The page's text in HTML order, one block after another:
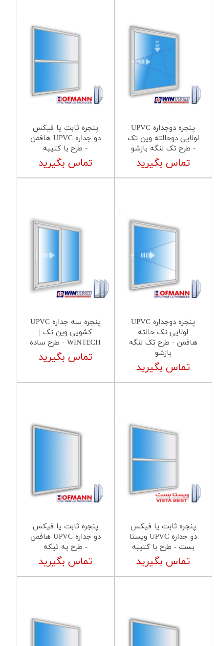
پنجره دوجداره UPVC
لولایی دوحالته وین تک
- طرح تک لنگه بازشو
تماس بگیرید
پنجره ثابت یا فیکس
دو جداره UPVC هافمن
- طرح با کتیبه
تماس بگیرید
پنجره دوجداره UPVC
لولایی تک حالته
هافمن - طرح تک لنگه
بازشو
تماس بگیرید
پنجره سه جداره UPVC
کشویی وین تک |
WINTECH - طرح ساده
تماس بگیرید
پنجره ثابت یا فیکس
دو جداره UPVC ویستا
بست - طرح با کتیبه
تماس بگیرید
پنجره ثابت یا فیکس
دو جداره UPVC هافمن
- طرح یه تیکه
تماس بگیرید